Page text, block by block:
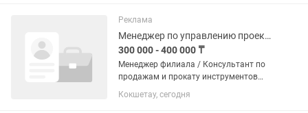
задержек!!! ✅ Работа несложная,
обучаем ✅...
Реклама
Менеджер по управлению проектами
300 000 - 400 000 ₸
Менеджер филиала / Консультант по
продажам и прокату инструментов
Компания: Torent Город: Кокшетау
Занятость: Полная Заработная плата:
Кокшетау, сегодня